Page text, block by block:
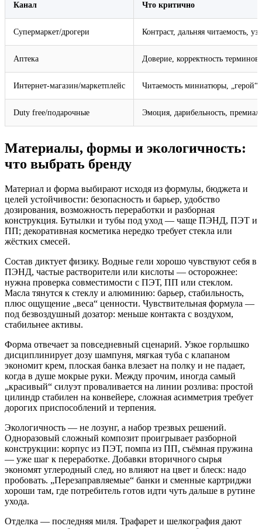
Канал Что критично
Супермаркет/дрогери Контраст, дальняя читаемость,
Аптека Доверие, корректность
Интернет‑магазин/маркетплейс Читаемость миниатюры,
Duty free/подарочные Эмоция, дарибельность,
Материалы, формы и экологичность:
что выбрать бренду
Материал и форма выбирают исходя из формулы, бюджета и
целей устойчивости: безопасность и барьер, удобство
дозирования, возможность переработки и разборная
конструкция. Бутылки и тубы под уход — чаще ПЭНД, ПЭТ и
ПП; декоративная косметика нередко требует стекла или
жёстких смесей.
Состав диктует физику. Водные гели хорошо чувствуют себя в
ПЭНД, частые растворители или кислоты — осторожнее:
нужна проверка совместимости с ПЭТ, ПП или стеклом.
Масла тянутся к стеклу и алюминию: барьер, стабильность,
плюс ощущение „веса“ ценности. Чувствительная формула —
под безвоздушный дозатор: меньше контакта с воздухом,
стабильнее активы.
Форма отвечает за повседневный сценарий. Узкое горлышко
дисциплинирует дозу шампуня, мягкая туба с клапаном
экономит крем, плоская банка влезает на полку и не падает,
когда в душе мокрые руки. Между прочим, иногда самый
„красивый“ силуэт проваливается на линии розлива: простой
цилиндр стабилен на конвейере, сложная асимметрия требует
дорогих приспособлений и терпения.
Экологичность — не лозунг, а набор трезвых решений.
Одноразовый сложный композит проигрывает разборной
конструкции: корпус из ПЭТ, помпа из ПП, съёмная пружина
— уже шаг к переработке. Добавки вторичного сырья
экономят углеродный след, но влияют на цвет и блеск: надо
пробовать. „Перезаправляемые“ банки и сменные картриджи
хороши там, где потребитель готов идти чуть дальше в рутине
ухода.
Отделка — последняя миля. Трафарет и шелкография дают